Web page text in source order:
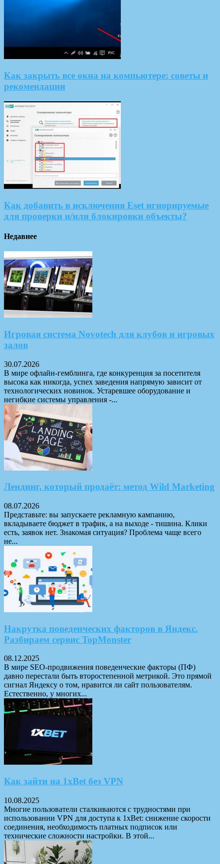
Как закрыть все окна на компьютере: советы и
рекомендации
Как добавить в исключения Eset игнорируемые
для проверки и/или блокировки объекты?
Недавнее
Игровая система Novotech для клубов и игровых
залов
30.07.2026
В мире офлайн-гемблинга, где конкуренция за посетителя
высока как никогда, успех заведения напрямую зависит от
технологических новинок. Устаревшее оборудование и
негибкие системы управления -...
Лендинг, который продаёт: метод Wild Marketing
08.07.2026
Представьте: вы запускаете рекламную кампанию,
вкладываете бюджет в трафик, а на выходе - тишина. Клики
есть, заявок нет. Знакомая ситуация? Проблема чаще всего
не...
Накрутка поведенческих факторов в Яндекс.
Разбираем сервис TopMonster
08.12.2025
В мире SEO-продвижения поведенческие факторы (ПФ)
давно перестали быть второстепенной метрикой. Это прямой
сигнал Яндексу о том, нравится ли сайт пользователям.
Естественно, у многих...
Как зайти на 1xBet без VPN
10.08.2025
Многие пользователи сталкиваются с трудностями при
использовании VPN для доступа к 1xBet: снижение скорости
соединения, необходимость платных подписок или
технические сложности настройки. В этой...